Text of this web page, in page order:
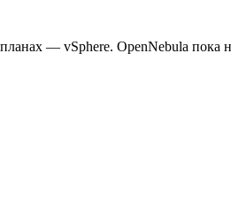
— vSphere. OpenNebula пока